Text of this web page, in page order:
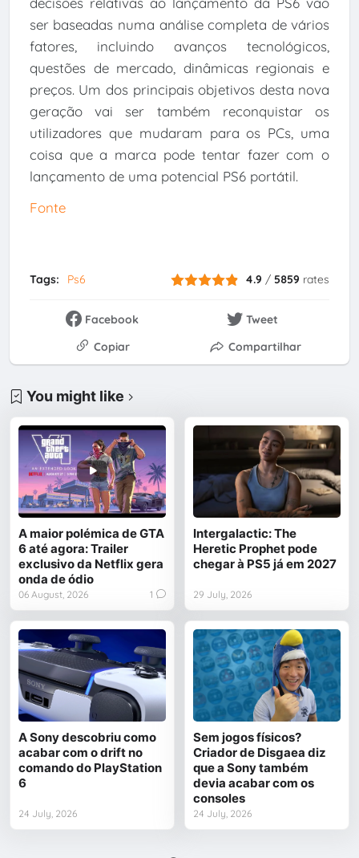
ser baseadas numa análise completa de vários
fatores, incluindo avanços tecnológicos,
questões de mercado, dinâmicas regionais e
preços. Um dos principais objetivos desta nova
geração vai ser também reconquistar os
utilizadores que mudaram para os PCs, uma
coisa que a marca pode tentar fazer com o
lançamento de uma potencial PS6 portátil.
Fonte
Tags: Ps6 4.9 /5859 rates
Facebook
Tweet
Copiar
Compartilhar
You might like
A maior polémica de GTA
6 até agora: Trailer
exclusivo da Netflix gera
onda de ódio
06 August, 2026 1
Intergalactic: The
Heretic Prophet pode
chegar à PS5 já em 2027
29 July, 2026
A Sony descobriu como
acabar com o drift no
comando do PlayStation
6
24 July, 2026
Sem jogos físicos?
Criador de Disgaea diz
que a Sony também
devia acabar com os
consoles
24 July, 2026